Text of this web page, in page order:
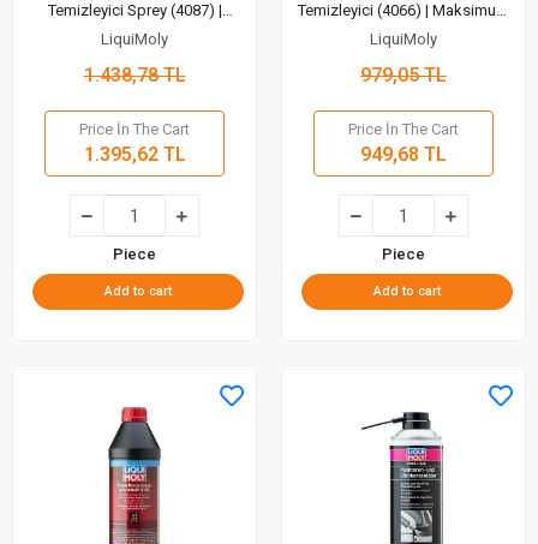
Temizleyici Sprey (4087) |
Hijyenik ve Taze Hava (250 Ml)
LiquiMoly
1.438,78 TL
Price İn The Cart
1.395,62 TL
Piece
Add to cart
Temizleyici (4066) | Maksimum
Motor Verimi (200 Ml)
LiquiMoly
979,05 TL
Price İn The Cart
949,68 TL
Piece
Add to cart